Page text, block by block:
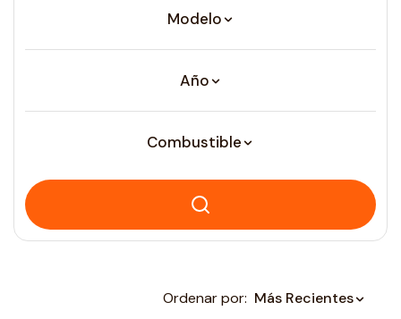
Modelo
Año
Combustible
Ordenar por: Más Recientes